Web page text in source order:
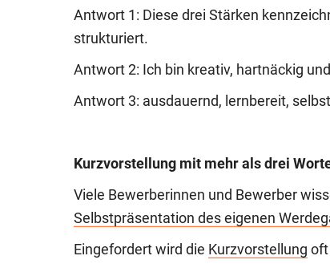
Antwort 1: Diese drei Stärken
strukturiert.
Antwort 2: Ich bin kreativ, hartnäckig
Antwort 3: ausdauernd, lernbereit,
Kurzvorstellung mit mehr als drei
Viele Bewerberinnen und Bewerber
Selbstpräsentation des eigenen
Eingefordert wird die Kurzvorstellung oft